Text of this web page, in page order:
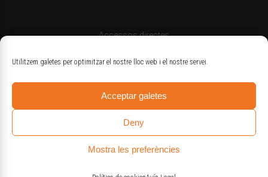
Utilitzem galetes per optimitzar el nostre lloc web i el nostre servei.
Acceptar galetes
Deny
Mostra les preferències
Accessos directes
Codi deontològic
Estatuts
Logotips oficials
© Col·legi d'Enginyers Agrònoms de Catalunya